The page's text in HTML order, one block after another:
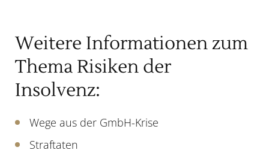
Weitere Informationen zum
Thema Risiken der
Insolvenz:
Wege aus der GmbH-Krise
Straftaten